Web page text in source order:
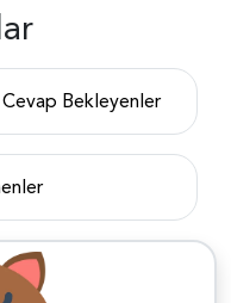
Cevap Bekleyenler